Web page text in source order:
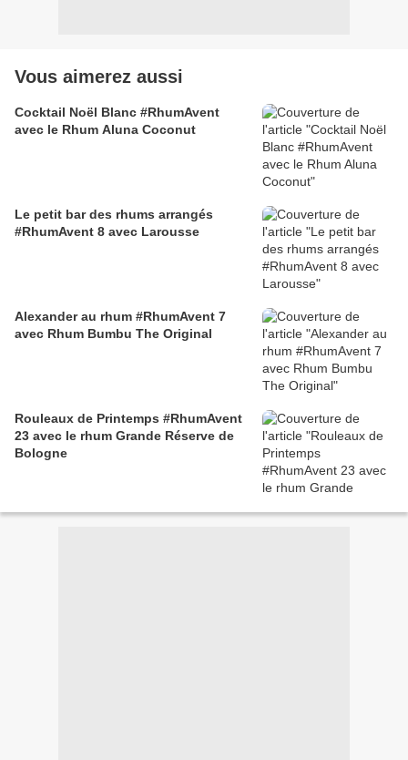
Vous aimerez aussi
Cocktail Noël Blanc #RhumAvent
avec le Rhum Aluna Coconut
Le petit bar des rhums arrangés
#RhumAvent 8 avec Larousse
Alexander au rhum #RhumAvent 7
avec Rhum Bumbu The Original
Rouleaux de Printemps #RhumAvent
23 avec le rhum Grande Réserve de
Bologne